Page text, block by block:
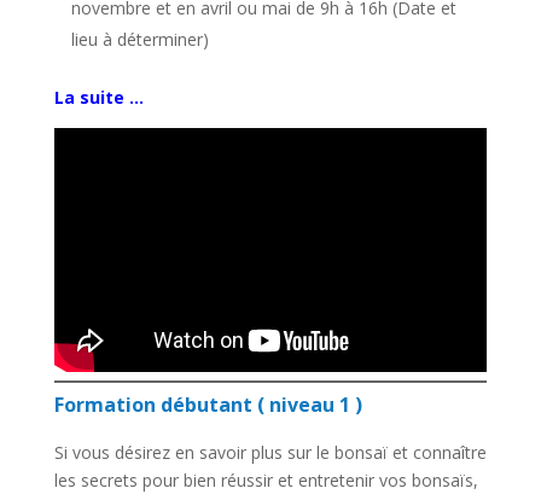
novembre et en avril ou mai de 9h à 16h (Date et
lieu à déterminer)
La suite …
Formation débutant ( niveau 1 )
Si vous désirez en savoir plus sur le bonsaï et connaître
les secrets pour bien réussir et entretenir vos bonsaïs,